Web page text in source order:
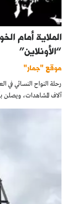
الملاية أمام
“الأونلاين”
موقع "جمار"
رحلة النواح النسائي في
آلاف المشاهدات،